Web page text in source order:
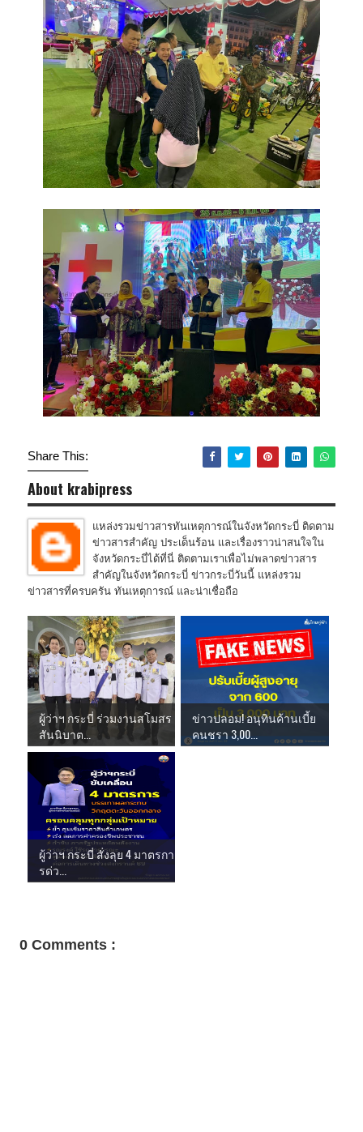
Share This:
About krabipress
แหล่งรวมข่าวสารทันเหตุการณ์ในจังหวัดกระบี่ ติดตาม
ข่าวสารสำคัญ ประเด็นร้อน และเรื่องราวน่าสนใจใน
จังหวัดกระบี่ได้ที่นี่ ติดตามเราเพื่อไม่พลาดข่าวสาร
สำคัญในจังหวัดกระบี่ ข่าวกระบี่วันนี้ แหล่งรวม
ข่าวสารที่ครบครัน ทันเหตุการณ์ และน่าเชื่อถือ
ผู้ว่าฯ กระบี่ ร่วมงานสโมสร
สันนิบาต...
ข่าวปลอม! อนุทินค้านเบี้ย
คนชรา 3,00...
ผู้ว่าฯ กระบี่ สั่งลุย 4 มาตรกา
รด่ว...
0 Comments :